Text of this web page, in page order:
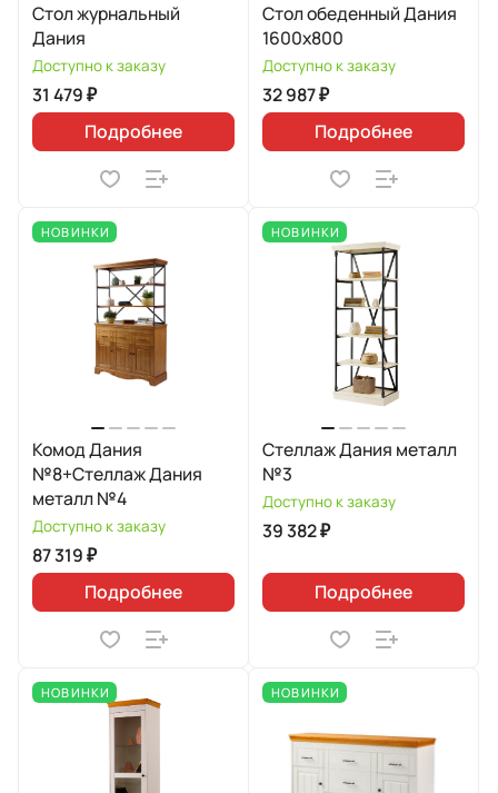
Стол журнальный
Дания
Доступно к заказу
31 479 ₽
Подробнее
Стол обеденный Дания
1600х800
Доступно к заказу
32 987 ₽
Подробнее
НОВИНКИ
Комод Дания
№8+Стеллаж Дания
металл №4
Доступно к заказу
87 319 ₽
Подробнее
НОВИНКИ
Стеллаж Дания металл
№3
Доступно к заказу
39 382 ₽
Подробнее
НОВИНКИ НОВИНКИ